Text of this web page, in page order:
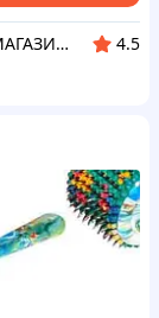
ІНТЕРНЕТ МАГАЗИН «ORTO-HELP»
4.5